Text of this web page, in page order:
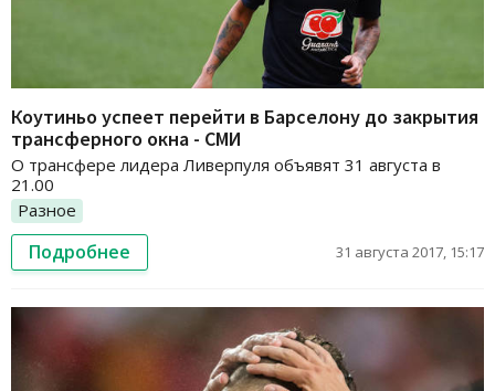
Коутиньо успеет перейти в Барселону до закрытия
трансферного окна - СМИ
О трансфере лидера Ливерпуля объявят 31 августа в
21.00
Разное
Подробнее 31 августа 2017, 15:17